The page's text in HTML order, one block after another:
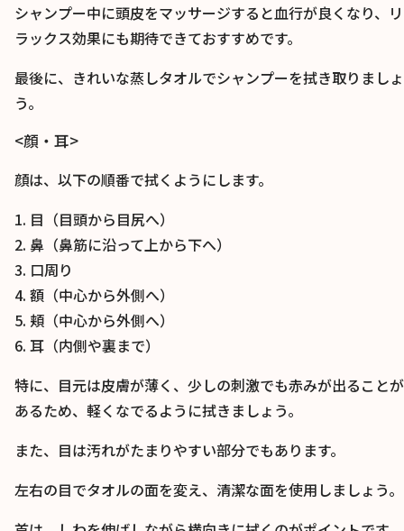
シャンプー中に頭皮をマッサージすると血行が良くなり、リ
ラックス効果にも期待できておすすめです。
最後に、きれいな蒸しタオルでシャンプーを拭き取りましょ
う。
<顔・耳>
顔は、以下の順番で拭くようにします。
1. 目（目頭から目尻へ）
2. 鼻（鼻筋に沿って上から下へ）
3. 口周り
4. 額（中心から外側へ）
5. 頬（中心から外側へ）
6. 耳（内側や裏まで）
特に、目元は皮膚が薄く、少しの刺激でも赤みが出ることが
あるため、軽くなでるように拭きましょう。
また、目は汚れがたまりやすい部分でもあります。
左右の目でタオルの面を変え、清潔な面を使用しましょう。